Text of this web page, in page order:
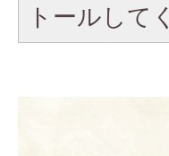
トールして